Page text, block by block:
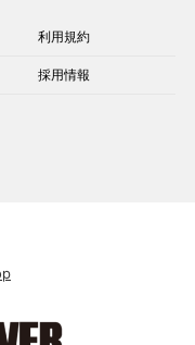
利用規約
採用情報